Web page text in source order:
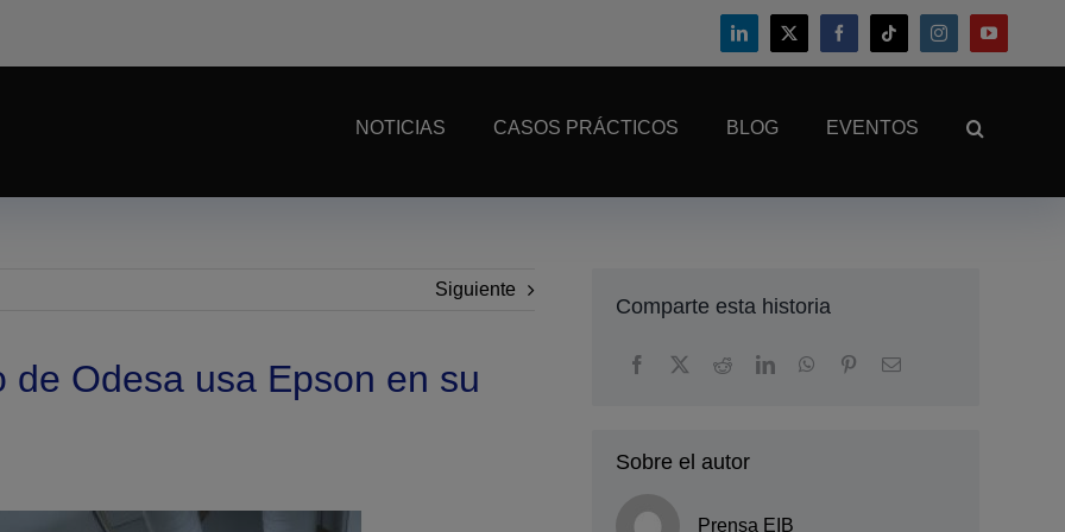
NOTICIAS CASOS PRÁCTICOS BLOG EVENTOS
Siguiente
Odesa usa Epson en su
Comparte esta historia
Sobre el autor
Prensa EIB